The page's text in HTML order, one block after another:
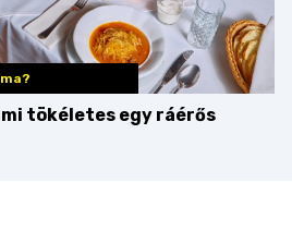
tökéletes egy ráérős